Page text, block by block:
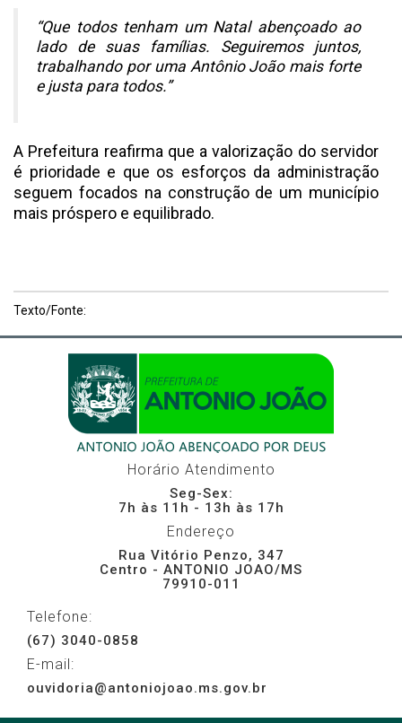
“Que todos tenham um Natal abençoado ao
lado de suas famílias. Seguiremos juntos,
trabalhando por uma Antônio João mais forte
e justa para todos.”
A Prefeitura reafirma que a valorização do servidor
é prioridade e que os esforços da administração
seguem focados na construção de um município
mais próspero e equilibrado.
Texto/Fonte:
Horário Atendimento
Seg-Sex:
7h às 11h - 13h às 17h
Endereço
Rua Vitório Penzo, 347
Centro - ANTONIO JOAO/MS
79910-011
Telefone:
(67) 3040-0858
E-mail:
ouvidoria@antoniojoao.ms.gov.br